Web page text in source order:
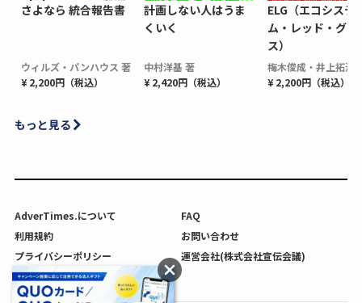
さよなら 統合報告書
ウィルズ・パンハウス 著
¥ 2,200円（税込）
計画しない人はうま
くいく
中村洋基 著
¥ 2,420円（税込）
ELG（エコシステ
ム・レッド・グロ
ス）
梅木俊成・井上拓海
¥ 2,200円（税込）
もっと見る
AdverTimes.について
FAQ
利用規約
お問い合わせ
プライバシーポリシー
運営会社(株式会社宣伝会議)
利用者情報の外部送信について